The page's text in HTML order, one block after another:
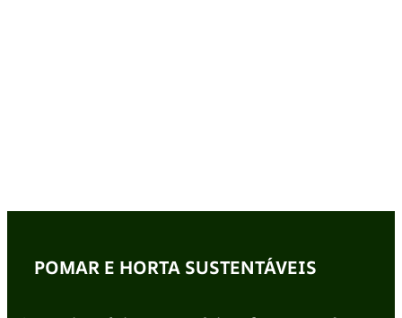
POMAR E HORTA SUSTENTÁVEIS